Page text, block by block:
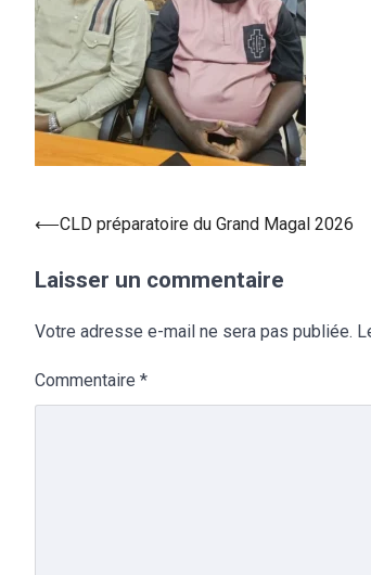
⟵CLD préparatoire du Grand Magal 2026
Laisser un commentaire
Votre adresse e-mail ne sera pas publiée.
Commentaire *